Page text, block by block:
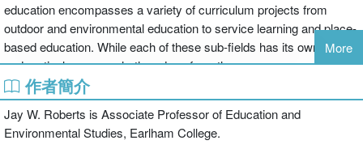
education encompasses a variety of curriculum projects from
outdoor and environmental education to service learning and place-
based education. While each of these sub-fields has its own history
and particular approach, they draw from the same progressive
intellectual taproot. Each, in its own way, evokes the power of
"learning by doing" and "direct experience" in the educational
process. By unpacking the assumed homogeneity in these terms
to reveal the underlying diversity of perspectives inherent in their
More
作者簡介
Jay W. Roberts is Associate Professor of Education and
Environmental Studies, Earlham College.